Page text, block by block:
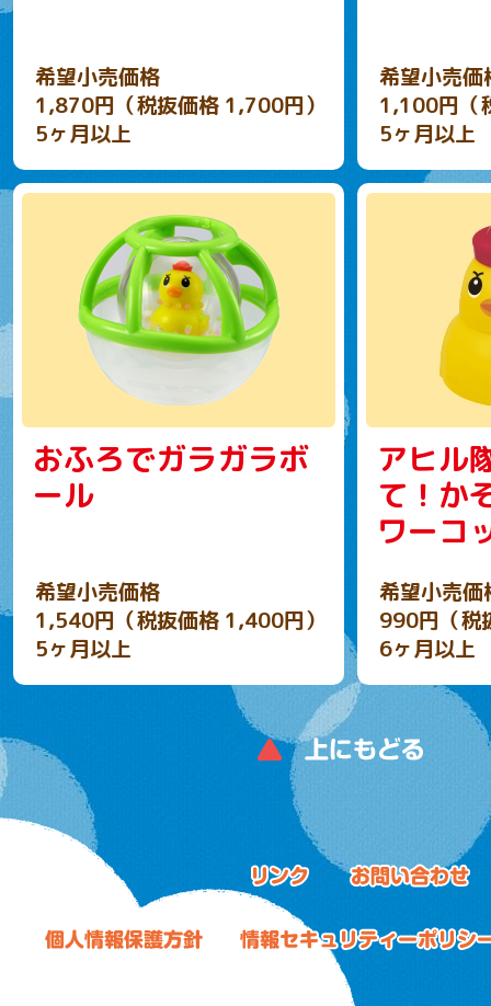
希望小売価格
1,870円（税抜価格 1,700円）
5ヶ月以上
希望小売価
1,100円（
5ヶ月以上
おふろでガラガラボ
ール
希望小売価格
1,540円（税抜価格 1,400円）
5ヶ月以上
アヒル
て！か
ワーコ
希望小売価
990円（税
6ヶ月以上